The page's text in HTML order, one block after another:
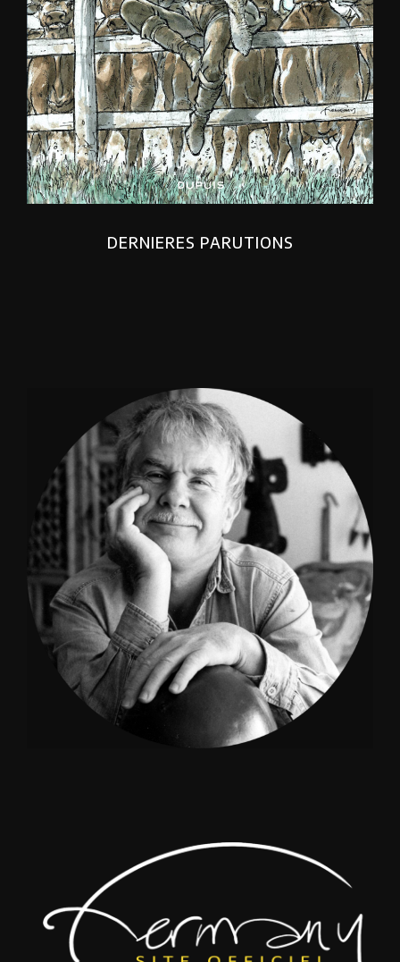
DERNIERES PARUTIONS